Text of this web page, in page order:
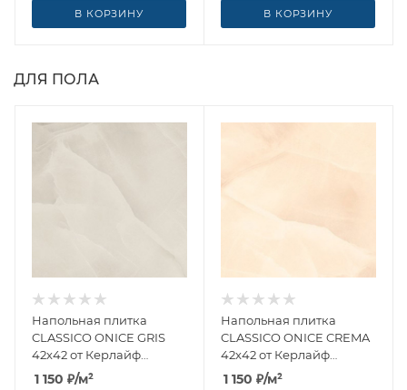
В КОРЗИНУ В КОРЗИНУ
ДЛЯ ПОЛА
Напольная плитка
CLASSICO ONICE GRIS
42x42 от Керлайф
(Россия)
1 150 ₽/м²
Напольная плитка
CLASSICO ONICE CREMA
42x42 от Керлайф
(Россия)
1 150 ₽/м²